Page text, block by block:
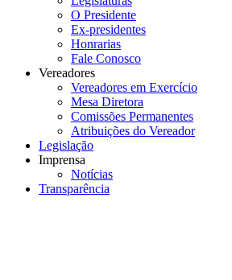
O Presidente
Ex-presidentes
Honrarias
Fale Conosco
Vereadores
Vereadores em Exercício
Mesa Diretora
Comissões Permanentes
Atribuições do Vereador
Legislação
Imprensa
Notícias
Transparência